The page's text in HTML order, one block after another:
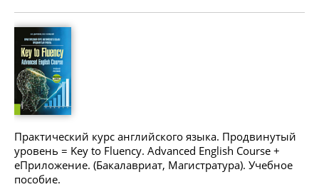
Практический курс английского языка. Продвинутый
уровень = Key to Fluency. Advanced English Course +
еПриложение. (Бакалавриат, Магистратура). Учебное
пособие.